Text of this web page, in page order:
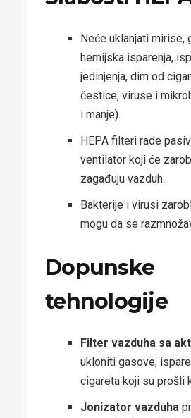
Neće uklanjati mirise,
hemijska isparenja,
jedinjenja, dim od
čestice, viruse i
i manje).
HEPA filteri rade
ventilator koji će
zagađuju vazduh.
Bakterije i virusi
mogu da se
Dopunske
tehnologije
Filter vazduha sa
ukloniti gasove,
cigareta koji su prošli
Jonizator vazduha